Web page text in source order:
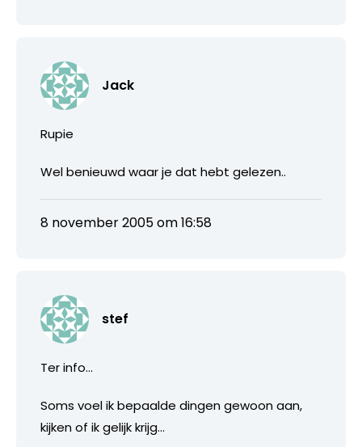
Jack
Rupie
Wel benieuwd waar je dat hebt gelezen..
8 november 2005 om 16:58
stef
Ter info…
Soms voel ik bepaalde dingen gewoon aan,
kijken of ik gelijk krijg…